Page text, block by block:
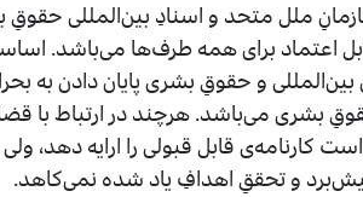
ملل متحد و اسنادِ بین‌المللی
اعتماد برای همه طرف‌ها می‌باشد.
و حقوقِ بشری پایان دادن به
بشری می‌باشد. هرچند در ارتباط با
کارنامه‌ی قابل قبولی را ارایه دهد،
و تحققِ اهدافِ یاد شده نمی‌کاهد.